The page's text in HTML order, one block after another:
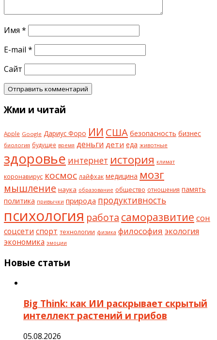
Имя *
E-mail *
Сайт
Жми и читай
Apple Google Дариус Форо ИИ США безопасность бизнес
биология будущее время деньги дети еда животные
здоровье интернет история климат
коронавирус космос лайфхак медицина мозг
мышление наука образование общество отношения память
политика привычки природа продуктивность
психология работа саморазвитие сон
соцсети спорт технологии физика философия экология
экономика эмоции
Новые статьи
Big Think: как ИИ раскрывает скрытый
интеллект растений и грибов
05.08.2026